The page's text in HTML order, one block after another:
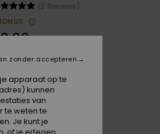
(2 Reviews)
Anthracite
apparaat op te
kunnen
van
te weten te
Je kunt je
zonder accepteren